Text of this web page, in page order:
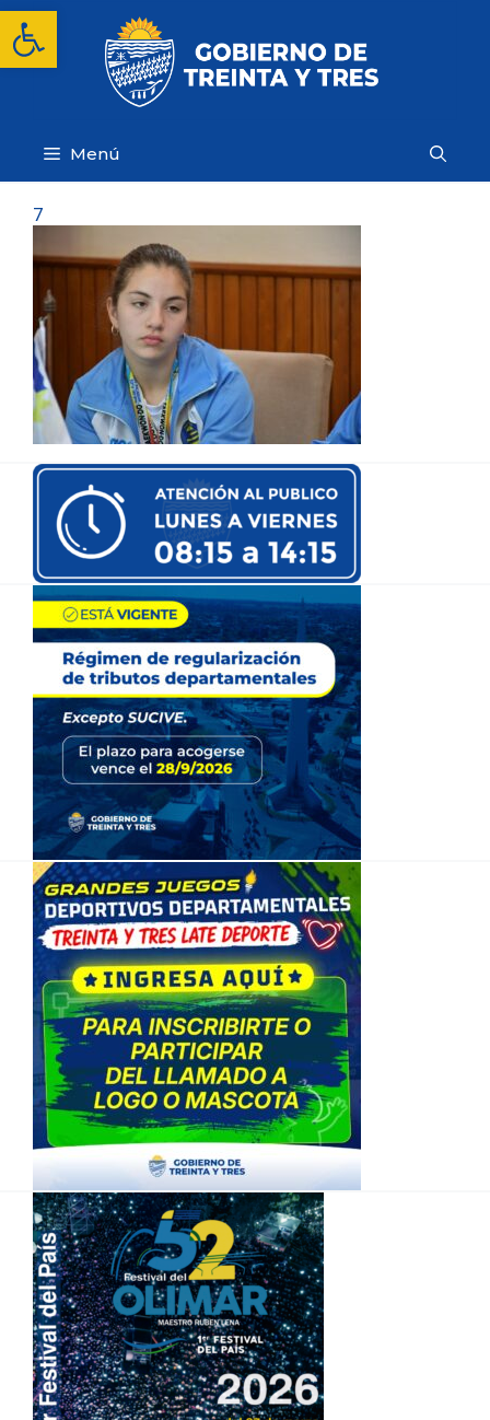
Abrir barra de herramientas
Saltar
contenido
Menú
7